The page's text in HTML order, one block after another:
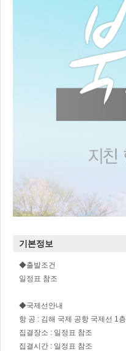
기본정보
◆출발조건
일정표 참조
◆국제선안내
항 공 : 김해 국제 공항 국제선 1층
집결장소 : 일정표 참조
집결시간 : 일정표 참조